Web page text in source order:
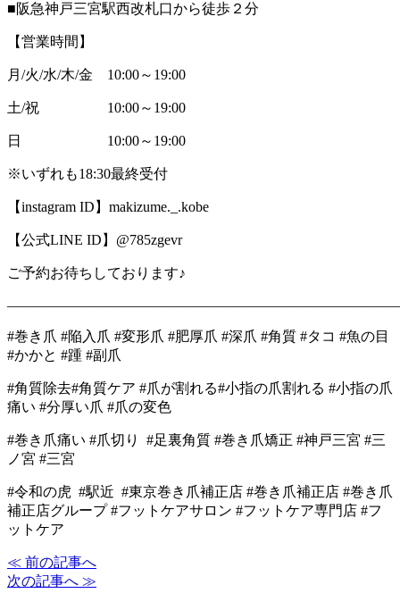
■阪急神戸三宮駅西改札口から徒歩２分
【営業時間】
月/火/水/木/金 10:00～19:00
土/祝 10:00～19:00
日 10:00～19:00
※いずれも18:30最終受付
【instagram ID】makizume._.kobe
【公式LINE ID】@785zgevr
ご予約お待ちしております♪
#巻き爪 #陥入爪 #変形爪 #肥厚爪 #深爪 #角質 #タコ #魚の目
#かかと #踵 #副爪
#角質除去#角質ケア #爪が割れる#小指の爪割れる #小指の爪
痛い #分厚い爪 #爪の変色
#巻き爪痛い #爪切り #足裏角質 #巻き爪矯正 #神戸三宮 #三
ノ宮 #三宮
#令和の虎 #駅近 #東京巻き爪補正店 #巻き爪補正店 #巻き爪
補正店グループ #フットケアサロン #フットケア専門店 #フ
ットケア
≪ 前の記事へ
次の記事へ ≫